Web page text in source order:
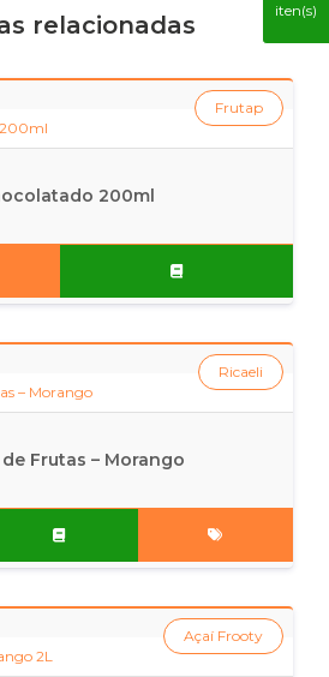
iten(s)
relacionadas
200ml
Frutap
Frutas – Morango
Ricaeli
Açaí Frooty